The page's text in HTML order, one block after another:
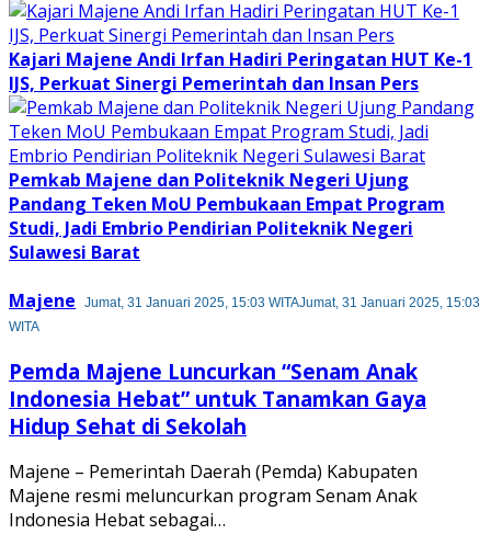
Kajari Majene Andi Irfan Hadiri Peringatan HUT Ke-1
IJS, Perkuat Sinergi Pemerintah dan Insan Pers
Pemkab Majene dan Politeknik Negeri Ujung
Pandang Teken MoU Pembukaan Empat Program
Studi, Jadi Embrio Pendirian Politeknik Negeri
Sulawesi Barat
Majene
Jumat, 31 Januari 2025, 15:03 WITAJumat, 31 Januari 2025, 15:03
WITA
Pemda Majene Luncurkan “Senam Anak
Indonesia Hebat” untuk Tanamkan Gaya
Hidup Sehat di Sekolah
Majene – Pemerintah Daerah (Pemda) Kabupaten
Majene resmi meluncurkan program Senam Anak
Indonesia Hebat sebagai…